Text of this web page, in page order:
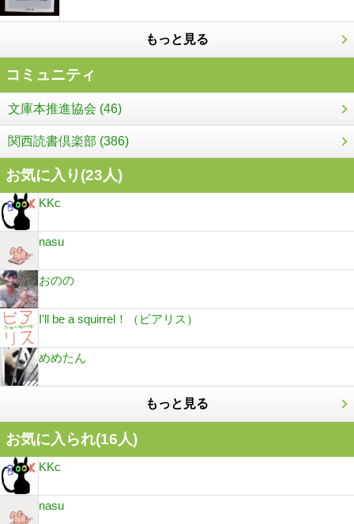
もっと見る
コミュニティ
文庫本推進協会 (46)
関西読書倶楽部 (386)
お気に入り(23人)
KKc
nasu
おのの
I'll be a squirrel！（ビアリス）
めめたん
もっと見る
お気に入られ(16人)
KKc
nasu